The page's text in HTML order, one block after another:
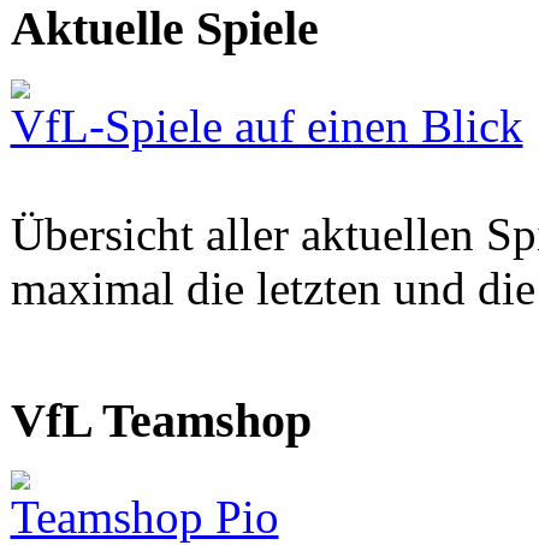
Aktuelle Spiele
VfL-Spiele auf einen Blick
Übersicht aller aktuellen
maximal die letzten und
VfL Teamshop
Teamshop Pio